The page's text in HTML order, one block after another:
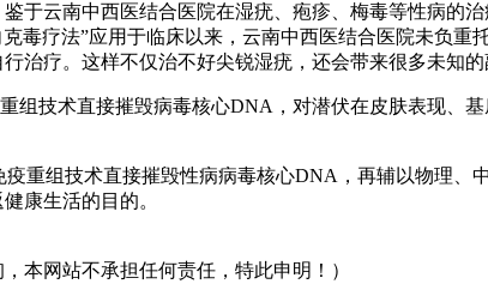
于云南中西医结合医院在湿疣、疱疹、梅毒等性病的
毒疗法”应用于临床以来，云南中西医结合医院未负
治疗。这样不仅治不好尖锐湿疣，还会带来很多未知
组技术直接摧毁病毒核心DNA，对潜伏在皮肤表现、
重组技术直接摧毁性病病毒核心DNA，再辅以物理
康生活的目的。
本网站不承担任何责任，特此申明！）